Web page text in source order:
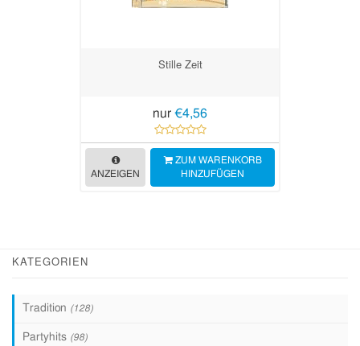
Stille Zeit
nur €4,56
ANZEIGEN
ZUM WARENKORB
HINZUFÜGEN
KATEGORIEN
Tradition (128)
Partyhits (98)